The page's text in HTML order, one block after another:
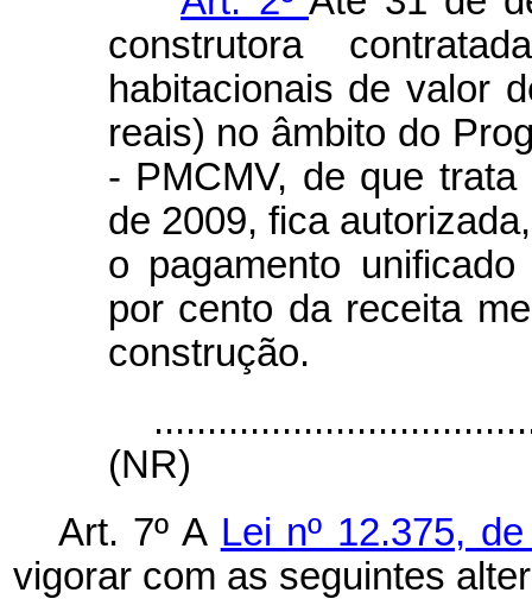
construtora
habitacionais de valor
reais) no âmbito do
- PMCMV, de que
de 2009, fica
o pagamento
por cento da receita
construção.
(NR)
Art. 7º A Lei nº 12.375,
vigorar com as seguintes